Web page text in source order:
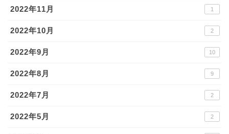
2022年11月 1
2022年10月 2
2022年9月 10
2022年8月 9
2022年7月 2
2022年5月 2